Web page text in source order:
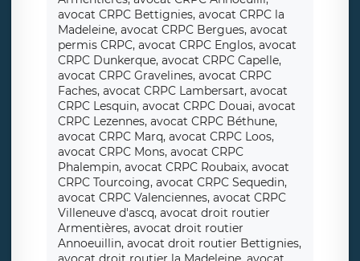
avocat CRPC Bettignies, avocat CRPC la
Madeleine, avocat CRPC Bergues, avocat
permis CRPC, avocat CRPC Englos, avocat
CRPC Dunkerque, avocat CRPC Capelle,
avocat CRPC Gravelines, avocat CRPC
Faches, avocat CRPC Lambersart, avocat
CRPC Lesquin, avocat CRPC Douai, avocat
CRPC Lezennes, avocat CRPC Béthune,
avocat CRPC Marq, avocat CRPC Loos,
avocat CRPC Mons, avocat CRPC
Phalempin, avocat CRPC Roubaix, avocat
CRPC Tourcoing, avocat CRPC Sequedin,
avocat CRPC Valenciennes, avocat CRPC
Villeneuve d'ascq, avocat droit routier
Armentières, avocat droit routier
Annoeuillin, avocat droit routier Bettignies,